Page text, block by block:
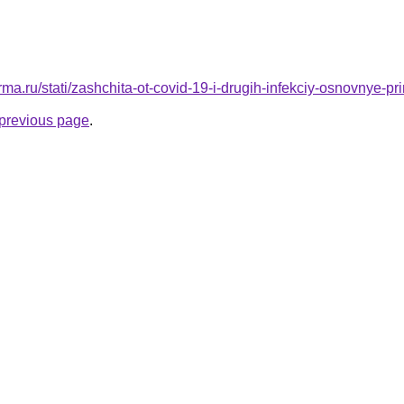
stati/zashchita-ot-covid-19-i-drugih-infekciy-osnovnye-
page.